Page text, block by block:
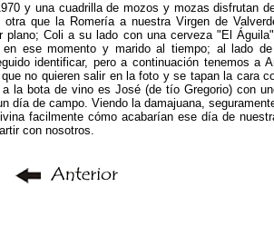
y una cuadrilla de mozos y mozas disfrutan
otra que la Romería a nuestra Virgen de
plano; Coli a su lado con una cerveza "El
en ese momento y marido al tiempo; al lado
identificar, pero a continuación tenemos a
no quieren salir en la foto y se tapan la cara
a la bota de vino es José (de tío Gregorio) con
día de campo. Viendo la damajuana,
facilmente cómo acabarían ese día de
con nosotros.